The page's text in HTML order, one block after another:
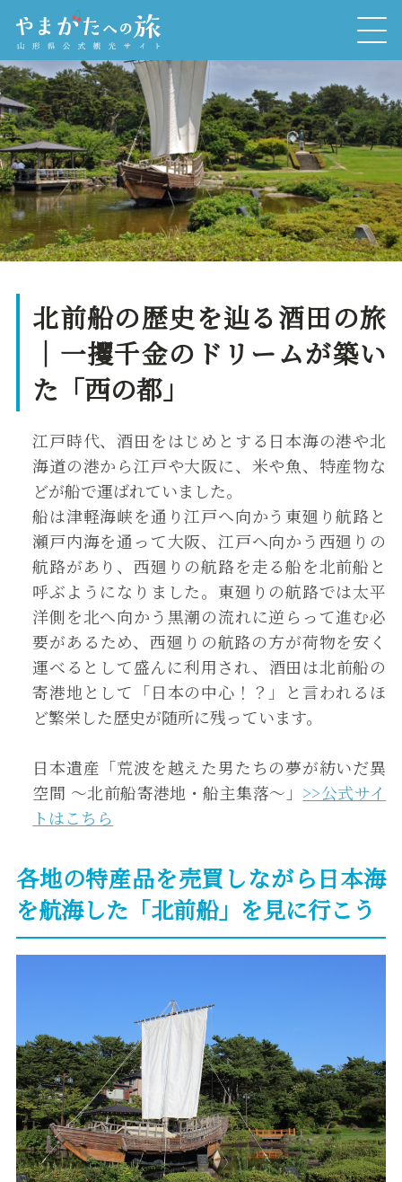
北前船の歴史を辿る酒田の旅
｜一攫千金のドリームが築い
た「西の都」
江戸時代、酒田をはじめとする日本海の港や北
海道の港から江戸や大阪に、米や魚、特産物な
どが船で運ばれていました。
船は津軽海峡を通り江戸へ向かう東廻り航路と
瀬戸内海を通って大阪、江戸へ向かう西廻りの
航路があり、西廻りの航路を走る船を北前船と
呼ぶようになりました。東廻りの航路では太平
洋側を北へ向かう黒潮の流れに逆らって進む必
要があるため、西廻りの航路の方が荷物を安く
運べるとして盛んに利用され、酒田は北前船の
寄港地として「日本の中心！？」と言われるほ
ど繁栄した歴史が随所に残っています。
日本遺産「荒波を越えた男たちの夢が紡いだ異
空間 ～北前船寄港地・船主集落～」 >>公式サイ
トはこちら
各地の特産品を売買しながら日本海
を航海した「北前船」を見に行こう